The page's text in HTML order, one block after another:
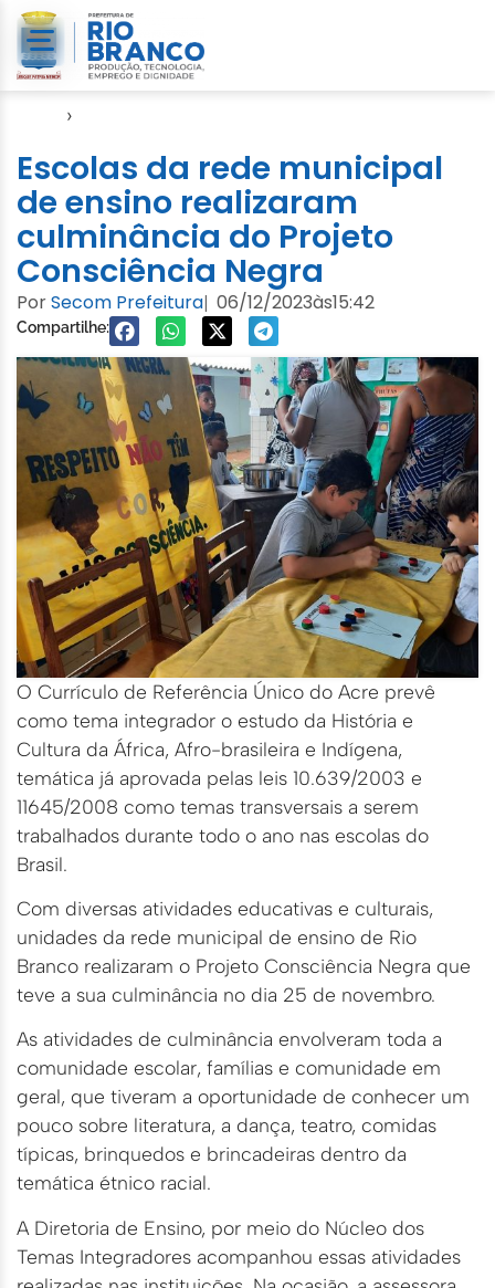
›
Escolas da rede municipal
de ensino realizaram
culminância do Projeto
Consciência Negra
PorSecom Prefeitura| 06/12/2023às15:42
Compartilhe:
O Currículo de Referência Único do Acre prevê
como tema integrador o estudo da História e
Cultura da África, Afro-brasileira e Indígena,
temática já aprovada pelas leis 10.639/2003 e
11645/2008 como temas transversais a serem
trabalhados durante todo o ano nas escolas do
Brasil.
Com diversas atividades educativas e culturais,
unidades da rede municipal de ensino de Rio
Branco realizaram o Projeto Consciência Negra que
teve a sua culminância no dia 25 de novembro.
As atividades de culminância envolveram toda a
comunidade escolar, famílias e comunidade em
geral, que tiveram a oportunidade de conhecer um
pouco sobre literatura, a dança, teatro, comidas
típicas, brinquedos e brincadeiras dentro da
temática étnico racial.
A Diretoria de Ensino, por meio do Núcleo dos
Temas Integradores acompanhou essas atividades